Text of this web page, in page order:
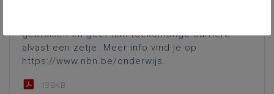
gebruiken en geef hun toekomstige carrière
alvast een zetje. Meer info vind je op
https://www.nbn.be/onderwijs.
138KB